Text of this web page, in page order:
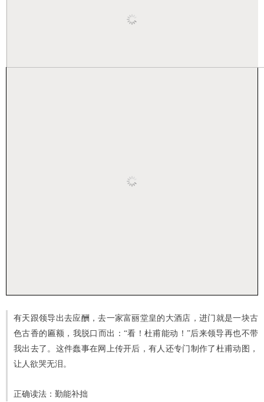
有天跟领导出去应酬，去一家富丽堂皇的大酒店，进门就是一块古
色古香的匾额，我脱口而出：“看！杜甫能动！”后来领导再也不带
我出去了。这件蠢事在网上传开后，有人还专门制作了杜甫动图，
让人欲哭无泪。
正确读法：勤能补拙